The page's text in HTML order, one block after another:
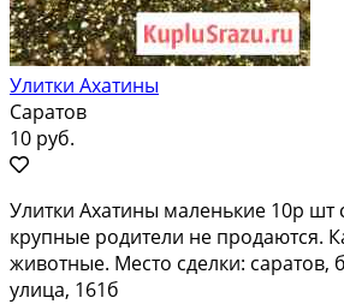
Улитки Ахатины
Саратов
10 руб.
Улитки Ахатины маленькие 10р шт
крупные родители не продаются.
животные. Место сделки: саратов,
улица, 161б